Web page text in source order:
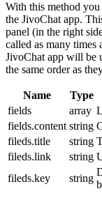
With this method
the JivoChat app.
panel (in the right
called as many times
JivoChat app will be
the same order as
Name Type
fields
array
fields.content string
fileds.title
string
fileds.link
string
fileds.key
string